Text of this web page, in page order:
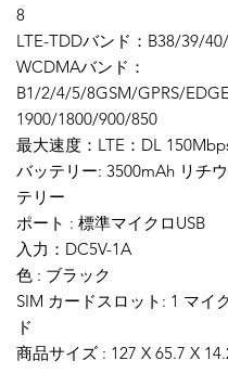
8
LTE-TDDバンド：B38/39/
WCDMAバンド：
B1/2/4/5/8GSM/GPRS/
1900/1800/900/850
最大速度：LTE：DL
バッテリー: 3500mAh リチ
テリー
ポート : 標準マイクロUSB
入力：DC5V-1A
色 : ブラック
SIM カードスロット: 1 マイ
ド
商品サイズ : 127 X 65.7 X